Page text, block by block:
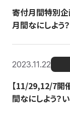
寄付月間特別企
月間なにしよう
2023.11.22
【11/29,12/7開
間なにしよう？